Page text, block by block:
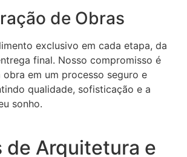
de Obras
exclusivo em cada etapa, da
final. Nosso compromisso é
em um processo seguro e
qualidade, sofisticação e a
sonho.
de Arquitetura e